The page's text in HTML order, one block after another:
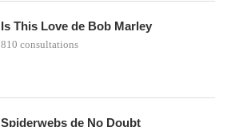
Is This Love de Bob Marley
810 consultations
Spiderwebs de No Doubt